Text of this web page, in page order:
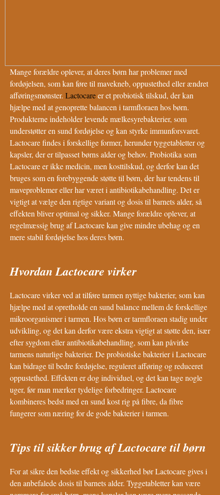
Mange forældre oplever, at deres børn har problemer med
fordøjelsen, som kan føre til mavekneb, oppustethed eller ændret
afføringsmønster. Lactocareer et probiotisk tilskud, der kan
hjælpe med at genoprette balancen i tarmfloraen hos børn.
Produkterne indeholder levende mælkesyrebakterier, som
understøtter en sund fordøjelse og kan styrke immunforsvaret.
Lactocare findes i forskellige former, herunder tyggetabletter og
kapsler, der er tilpasset børns alder og behov. Probiotika som
Lactocare er ikke medicin, men kosttilskud, og derfor kan det
bruges som en forebyggende støtte til børn, der har tendens til
maveproblemer eller har været i antibiotikabehandling. Det er
vigtigt at vælge den rigtige variant og dosis til barnets alder, så
effekten bliver optimal og sikker. Mange forældre oplever, at
regelmæssig brug af Lactocare kan give mindre ubehag og en
mere stabil fordøjelse hos deres børn.
Hvordan Lactocare virker
Lactocare virker ved at tilføre tarmen nyttige bakterier, som kan
hjælpe med at opretholde en sund balance mellem de forskellige
mikroorganismer i tarmen. Hos børn er tarmfloraen stadig under
udvikling, og det kan derfor være ekstra vigtigt at støtte den, især
efter sygdom eller antibiotikabehandling, som kan påvirke
tarmens naturlige bakterier. De probiotiske bakterier i Lactocare
kan bidrage til bedre fordøjelse, reguleret afføring og reduceret
oppustethed. Effekten er dog individuel, og det kan tage nogle
uger, før man mærker tydelige forbedringer. Lactocare
kombineres bedst med en sund kost rig på fibre, da fibre
fungerer som næring for de gode bakterier i tarmen.
Tips til sikker brug af Lactocare til børn
For at sikre den bedste effekt og sikkerhed bør Lactocare gives i
den anbefalede dosis til barnets alder. Tyggetabletter kan være